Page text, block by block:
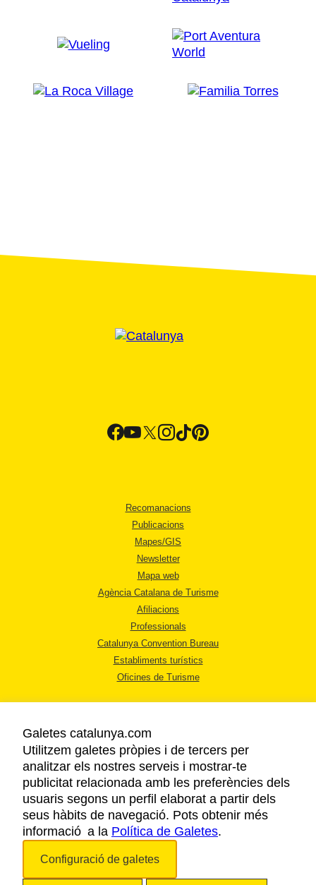
Recomanacions
Publicacions
Mapes/GIS
Newsletter
Mapa web
Agència Catalana de Turisme
Afiliacions
Professionals
Catalunya Convention Bureau
Establiments turístics
Oficines de Turisme
AVÍS LEGAL
POLÍTICA DE PRIVACITAT
COOKIES
ACCESSIBILITAT
Galetes catalunya.com
Utilitzem galetes pròpies i de tercers per
analitzar els nostres serveis i mostrar-te
publicitat relacionada amb les preferències dels
usuaris segons un perfil elaborat a partir dels
seus hàbits de navegació. Pots obtenir més
informació a la Política de Galetes.
Configuració de galetes